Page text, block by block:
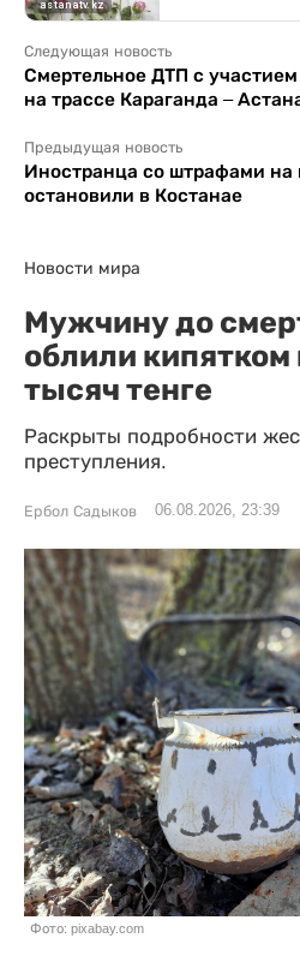
Следующая новость
Смертельное ДТП с
на трассе Караганда –
Предыдущая новость
Иностранца со штрафами на
остановили в Костанае
Новости мира
Мужчину до
облили кипятком
тысяч тенге
Раскрыты подробности
преступления.
Ербол Садыков 06.08.2026, 23:39
Фото: pixabay.com